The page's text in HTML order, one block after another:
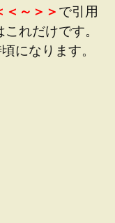
＜～＞＞ で引用
れだけです。
になります。